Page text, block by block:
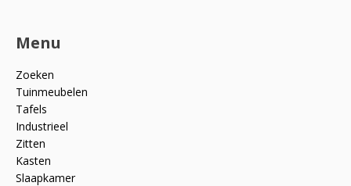
Menu
Zoeken
Tuinmeubelen
Tafels
Industrieel
Zitten
Kasten
Slaapkamer